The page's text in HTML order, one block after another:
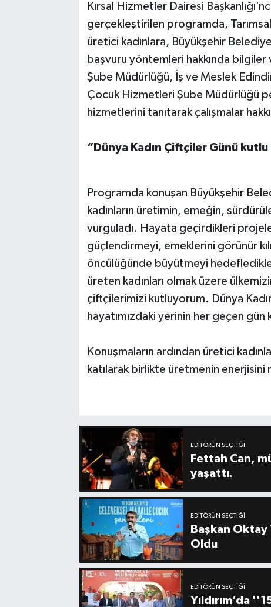
Kırsal Hizmetler Dairesi
gerçekleştirilen programda,
üretici kadınlara, Büyükşehir
başvuru yöntemleri hakkında bilgiler
Şube Müdürlüğü, İş ve Meslek
Çocuk Hizmetleri Şube Müdürlüğü
hizmetlerini tanıtarak çalışmalar
“Dünya Kadın Çiftçiler Günü
Programda konuşan Büyükşehir
kadınların üretimin, emeğin,
vurguladı. Hayata geçirdikleri
güçlendirmeyi, emeklerini görünür
öncülüğünde büyütmeyi
üreten kadınları olmak üzere
çiftçilerimizi kutluyorum. Dünya
hayatımızdaki yerinin her geçen
Konuşmaların ardından üretici
katılarak birlikte üretmenin
EDITÖRÜN SEÇTIĞI
Fettah Can,
yaşattı.
EDITÖRÜN SEÇTIĞI
Başkan Oktay
Oldu
EDITÖRÜN SEÇTIĞI
Yıldırım’da